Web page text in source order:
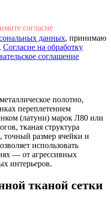
согласие
данных, принимаю
, Согласие на обработку
соглашение
полотно,
переплетением
(латуни) марок Л80 или
тканая структура
точный размер ячейки и
использовать
— от агрессивных
интерьеров.
тканой сетки